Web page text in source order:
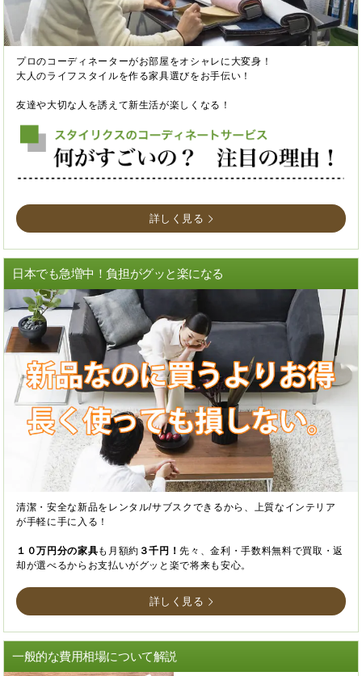
プロのコーディネーターがお部屋をオシャレに大変身！
大人のライフスタイルを作る家具選びをお手伝い！
友達や大切な人を誘えて新生活が楽しくなる！
詳しく見る
日本でも急増中！負担がグッと楽になる
清潔・安全な新品をレンタル/サブスクできるから、上質なインテリア
が手軽に手に入る！
１０万円分の家具も月額約 ３千円！先々、金利・手数料無料で買取・返
却が選べるからお支払いがグッと楽で将来も安心。
詳しく見る
一般的な費用相場について解説